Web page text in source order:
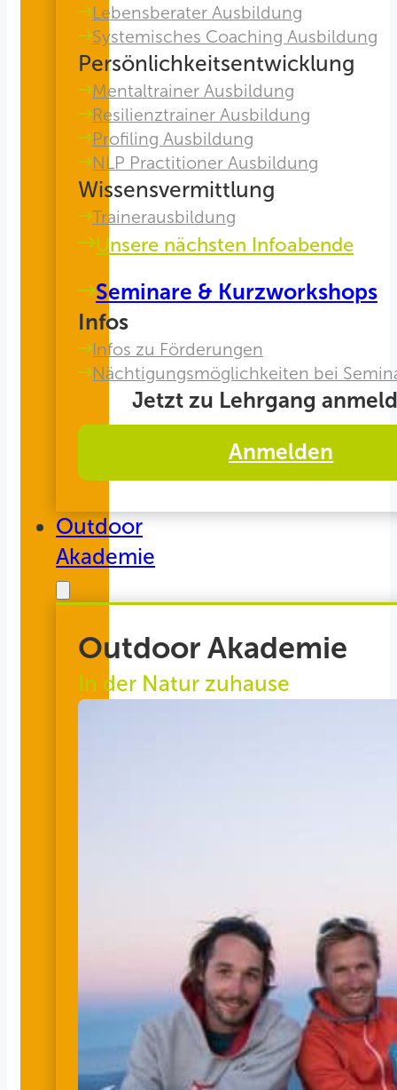
Lebensberater Ausbildung
Systemisches Coaching Ausbildung
Persönlichkeitsentwicklung
Mentaltrainer Ausbildung
Resilienztrainer Ausbildung
Profiling Ausbildung
NLP Practitioner Ausbildung
Wissensvermittlung
Trainerausbildung
Unsere nächsten Infoabende
Seminare & Kurzworkshops
Infos
Infos zu Förderungen
Nächtigungsmöglichkeiten bei
Jetzt zu Lehrgang
Anmelden
Outdoor
Akademie
Outdoor Akademie
In der Natur zuhause